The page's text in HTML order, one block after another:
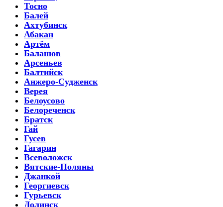
Тосно
Балей
Ахтубинск
Абакан
Артём
Балашов
Арсеньев
Балтийск
Анжеро-Судженск
Верея
Белоусово
Белореченск
Братск
Гай
Гусев
Гагарин
Всеволожск
Вятские-Поляны
Джанкой
Георгиевск
Гурьевск
Долинск